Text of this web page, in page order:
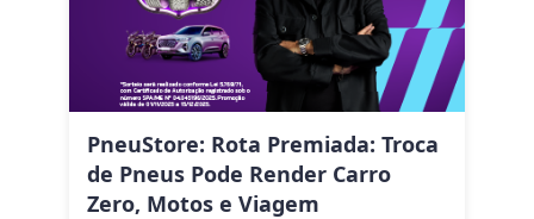
PneuStore: Rota Premiada: Troca
de Pneus Pode Render Carro
Zero, Motos e Viagem